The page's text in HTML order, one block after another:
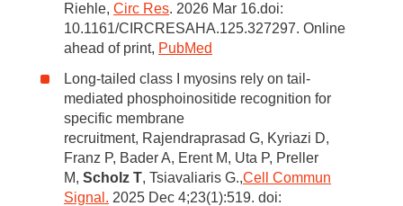
Riehle, Circ Res. 2026 Mar 16.doi:
10.1161/CIRCRESAHA.125.327297. Online
ahead of print, PubMed
Long-tailed class I myosins rely on tail-
mediated phosphoinositide recognition for
specific membrane
recruitment, Rajendraprasad G, Kyriazi D,
Franz P, Bader A, Erent M, Uta P, Preller
M, Scholz T, Tsiavaliaris G.,Cell Commun
Signal. 2025 Dec 4;23(1):519. doi: